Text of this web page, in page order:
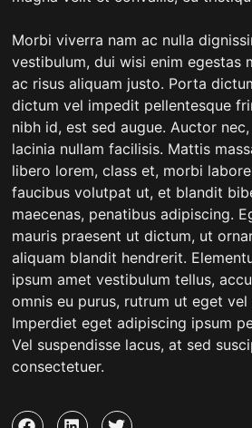
Morbi viverra nam ac nulla
vestibulum, dui wisi enim egestas
ac risus aliquam justo. Porta
dictum vel impedit pellentesque
nibh id, est sed augue. Auctor
lacinia nullam facilisis. Mattis
libero lorem, class et, morbi
faucibus volutpat ut, et blandit
maecenas, penatibus adipiscing.
mauris praesent ut dictum, ut
aliquam blandit hendrerit.
ipsum amet vestibulum tellus,
omnis eu purus, rutrum ut eget vel
Imperdiet eget adipiscing ipsum
Vel suspendisse lacus, at sed
consectetuer.